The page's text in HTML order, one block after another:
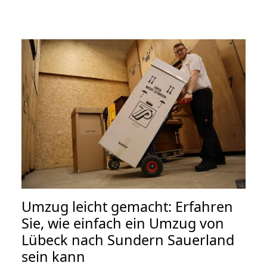
Umzug leicht gemacht: Erfahren
Sie, wie einfach ein Umzug von
Lübeck nach Sundern Sauerland
sein kann